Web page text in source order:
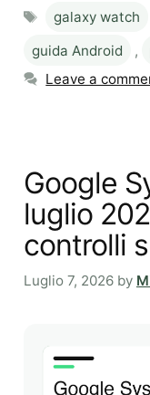
Tags
galaxy watch
guida Android
,
Leave a
Google
luglio
controlli
Luglio 7, 2026 by